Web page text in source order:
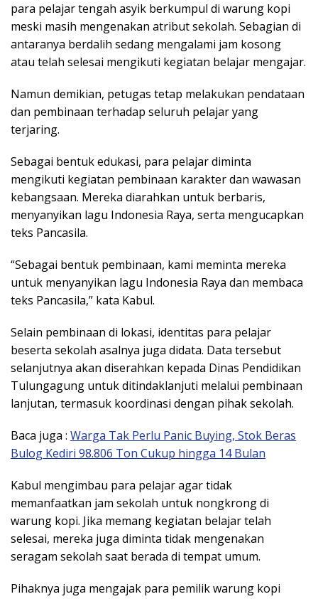
para pelajar tengah asyik berkumpul di warung kopi
meski masih mengenakan atribut sekolah. Sebagian di
antaranya berdalih sedang mengalami jam kosong
atau telah selesai mengikuti kegiatan belajar mengajar.
Namun demikian, petugas tetap melakukan pendataan
dan pembinaan terhadap seluruh pelajar yang
terjaring.
Sebagai bentuk edukasi, para pelajar diminta
mengikuti kegiatan pembinaan karakter dan wawasan
kebangsaan. Mereka diarahkan untuk berbaris,
menyanyikan lagu Indonesia Raya, serta mengucapkan
teks Pancasila.
“Sebagai bentuk pembinaan, kami meminta mereka
untuk menyanyikan lagu Indonesia Raya dan membaca
teks Pancasila,” kata Kabul.
Selain pembinaan di lokasi, identitas para pelajar
beserta sekolah asalnya juga didata. Data tersebut
selanjutnya akan diserahkan kepada Dinas Pendidikan
Tulungagung untuk ditindaklanjuti melalui pembinaan
lanjutan, termasuk koordinasi dengan pihak sekolah.
Baca juga : Warga Tak Perlu Panic Buying, Stok Beras
Bulog Kediri 98.806 Ton Cukup hingga 14 Bulan
Kabul mengimbau para pelajar agar tidak
memanfaatkan jam sekolah untuk nongkrong di
warung kopi. Jika memang kegiatan belajar telah
selesai, mereka juga diminta tidak mengenakan
seragam sekolah saat berada di tempat umum.
Pihaknya juga mengajak para pemilik warung kopi